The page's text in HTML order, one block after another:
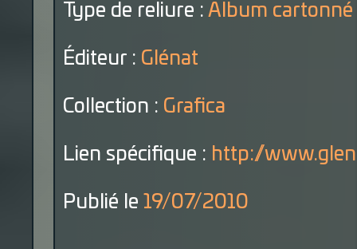
Type de reliure : Album cartonné
Éditeur : Glénat
Collection : Grafica
Lien spécifique : http://
Publié le 19/07/2010